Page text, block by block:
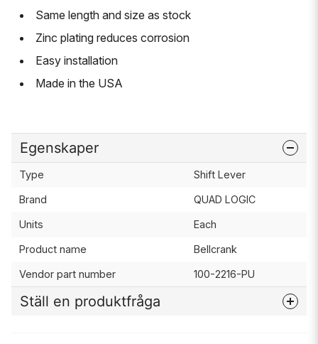
Same length and size as stock
Zinc plating reduces corrosion
Easy installation
Made in the USA
Egenskaper
Type Shift Lever
Brand QUAD LOGIC
Units Each
Product name Bellcrank
Vendor part number 100-2216-PU
Ställ en produktfråga